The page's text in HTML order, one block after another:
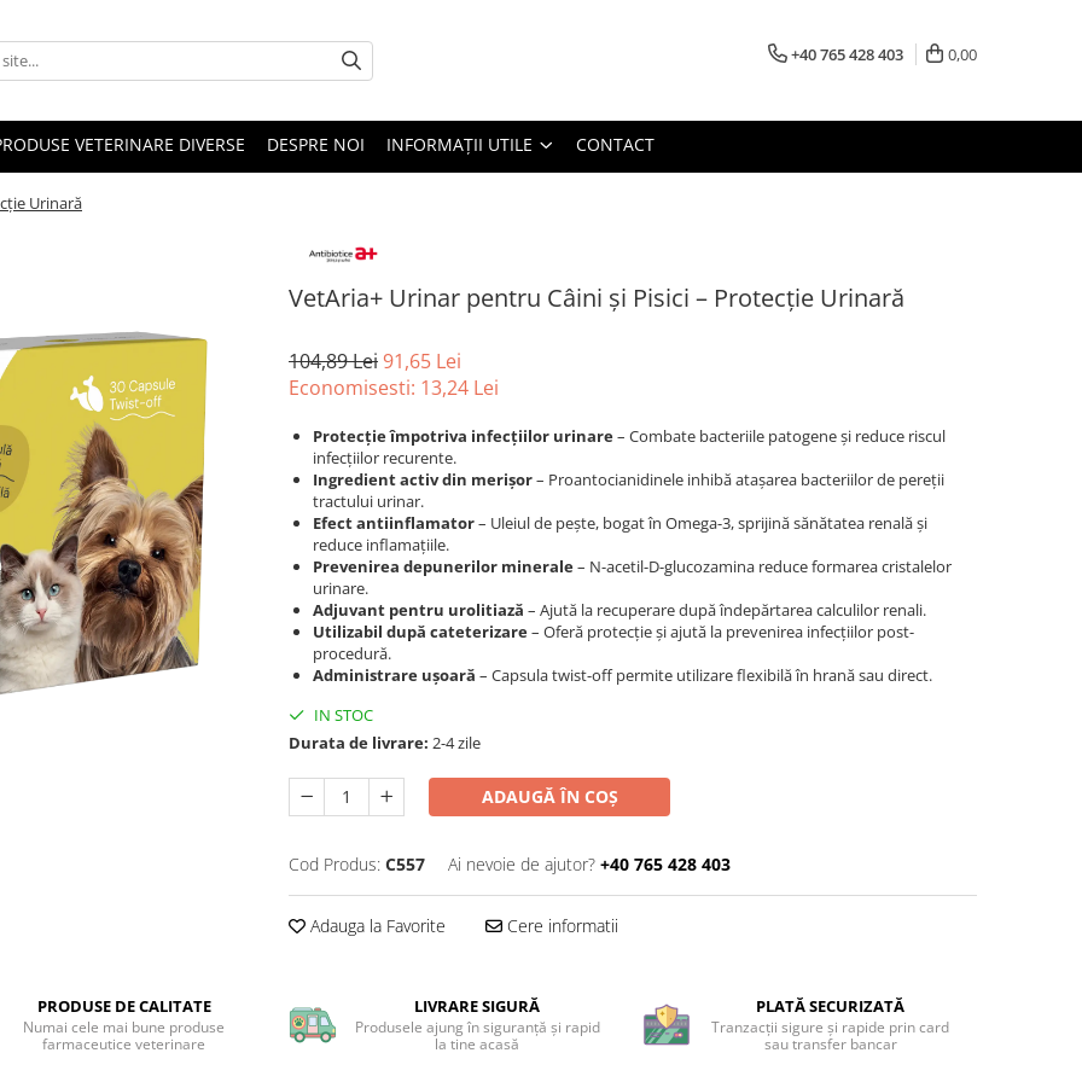
+40 765 428 403 0,00
VETERINARE DIVERSE DESPRE NOI INFORMAȚII UTILE CONTACT
Urinară
VetAria+ Urinar pentru Câini și Pisici – Protecție Urinară
104,89 Lei91,65 Lei
Economisesti: 13,24 Lei
Protecție împotriva infecțiilor urinare– Combate bacteriile patogene și reduce riscul
infecțiilor recurente.
Ingredient activ din merișor– Proantocianidinele inhibă atașarea bacteriilor de pereții
tractului urinar.
Efect antiinflamator– Uleiul de pește, bogat în Omega-3, sprijină sănătatea renală și
reduce inflamațiile.
Prevenirea depunerilor minerale– N-acetil-D-glucozamina reduce formarea cristalelor
urinare.
Adjuvant pentru urolitiază – Ajută la recuperare după îndepărtarea calculilor renali.
Utilizabil după cateterizare– Oferă protecție și ajută la prevenirea infecțiilor post-
procedură.
Administrare ușoară – Capsula twist-off permite utilizare flexibilă în hrană sau direct.
IN STOC
Durata de livrare: 2-4 zile
ADAUGĂ ÎN COȘ
Cod Produs: C557 Ai nevoie de ajutor? +40 765 428 403
Adauga la Favorite Cere informatii
PRODUSE DE CALITATE
Numai cele mai bune produse
farmaceutice veterinare
LIVRARE SIGURĂ
Produsele ajung în siguranță și rapid
la tine acasă
PLATĂ SECURIZATĂ
Tranzacții sigure și rapide prin card
sau transfer bancar